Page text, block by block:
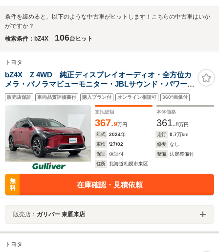
条件を緩めると、以下のような中古車がヒットします！こちらの中古車はいか
がですか？
検索条件：bZ4X
106台ヒット
トヨタ
bZ4X Z 4WD 純正ディスプレイオーディオ・全方位カ
メラ・パノラマビューモニター・JBLサウンド・パワーバ
ックドア・パワーシート(D+N)・シートヒーター(全席)・
シートベンチレーション(D+N)・ステアリングヒーター
販売店保証 車両品質評価書付 購入プラン付 オンライン相談可 360°画像付
支払総額
367.9万円
本体価格
361.8万円
年式
2024年 走行 0.7万km
車検
'27/02 修復
なし
保証
保証付 整備
法定整備付
住所
北海道札幌市東区
無
料
在庫確認・見積依頼
販売店： ガリバー 東雁来店
トヨタ